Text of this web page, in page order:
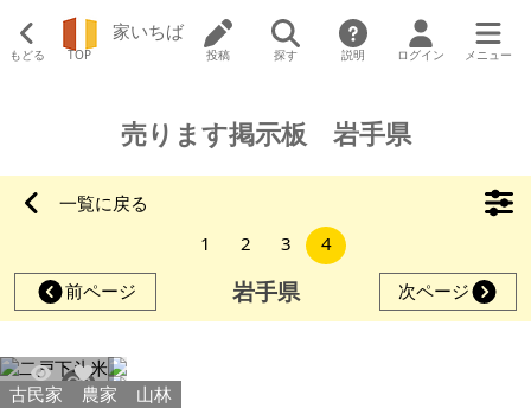
もどる TOP
家いちば
投稿 探す 説明 ログイン メニュー
売ります掲示板 岩手県
一覧に戻る
1
2 3
4
前ページ
岩手県 次ページ
41124 177
古民家 農家 山林